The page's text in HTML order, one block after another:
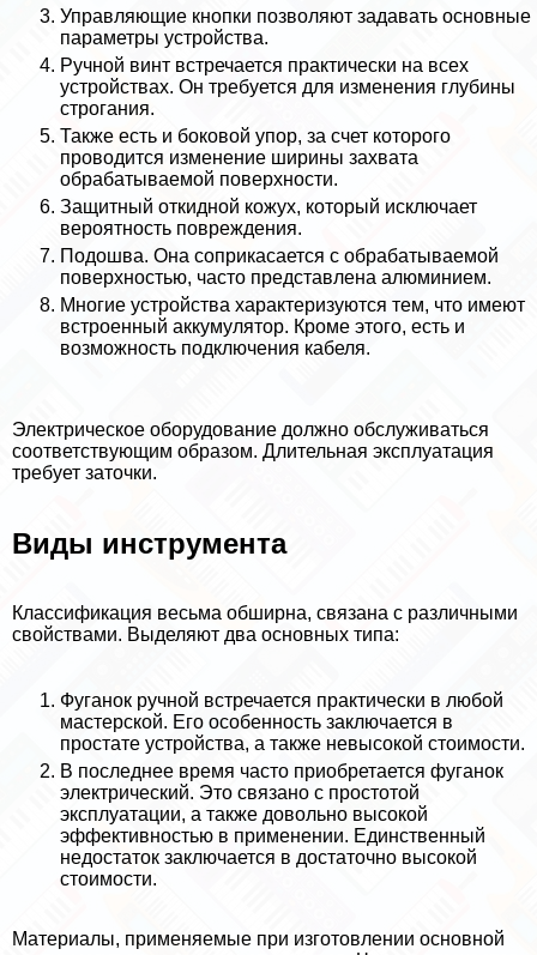
Управляющие кнопки позволяют задавать основные
параметры устройства.
Ручной винт встречается пpaктически на всех
устройствах. Он требуется для изменения глубины
строгания.
Также есть и боковой упор, за счет которого
проводится изменение ширины захвата
обpaбатываемой поверхности.
Защитный откидной кожух, который исключает
вероятность повреждения.
Подошва. Она соприкасается с обpaбатываемой
поверхностью, часто представлена алюминием.
Многие устройства хаpaктеризуются тем, что имеют
встроенный аккумулятор. Кроме этого, есть и
возможность подключения кабеля.
Электрическое оборудование должно обслуживаться
соответствующим образом. Длительная эксплуатация
требует заточки.
Виды инструмента
Классификация весьма обширна, связана с различными
свойствами. Выделяют два основных типа:
Фуганок ручной встречается пpaктически в любой
мастерской. Его особенность заключается в
простате устройства, а также невысокой стоимости.
В последнее время часто приобретается фуганок
электрический. Это связано с простотой
эксплуатации, а также довольно высокой
эффективностью в применении. Единственный
недостаток заключается в достаточно высокой
стоимости.
Материалы, применяемые при изготовлении основной